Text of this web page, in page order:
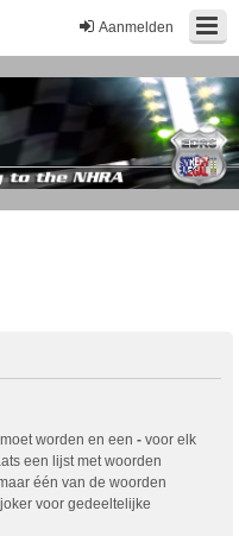
Aanmelden
worden en een - voor elk
een lijst met woorden
één van de woorden
voor gedeeltelijke